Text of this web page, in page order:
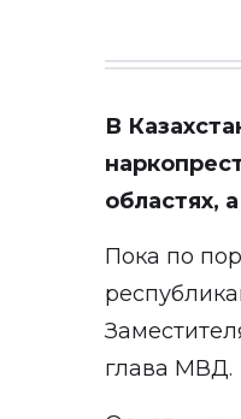
В
областях,
Пока по
глава МВД.